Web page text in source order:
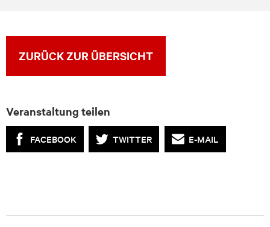
ZURÜCK ZUR ÜBERSICHT
Veranstaltung teilen
FACEBOOK TWITTER E-MAIL